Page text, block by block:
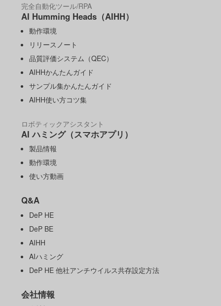
完全自動化ツール/RPA
AI Humming Heads（AIHH）
動作環境
リリースノート
品質評価システム（QEC）
AIHHかんたんガイド
サンプル集かんたんガイド
AIHH使い方コツ集
ロボティックアシスタント
AI ハミング（スマホアプリ）
製品情報
動作環境
使い方動画
Q&A
DeP HE
DeP BE
AIHH
AIハミング
DeP HE 他社アンチウイルス共存設定方法
会社情報